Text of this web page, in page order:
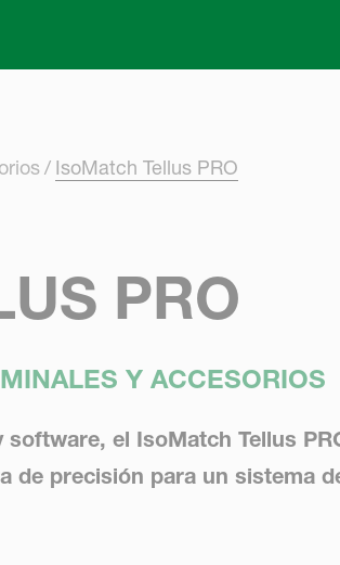
IsoMatch Tellus PRO
PRO
Y ACCESORIOS
el IsoMatch Tellus
de precisión para un sistema